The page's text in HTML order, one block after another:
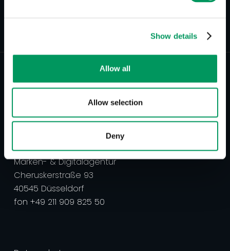
Show details
Allow all
Allow selection
Deny
better tomorrow communication GmbH
Marken- & Digitalagentur
Cheruskerstraße 93
40545 Düsseldorf
‍fon +49 211 909 825 50